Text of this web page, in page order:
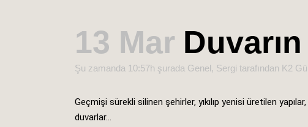
13 Mar
Şu zamanda 10:57h şurada Genel, Sergi tarafından K2
Geçmişi sürekli silinen şehirler, yıkılıp yenisi üretilen
duvarlar…